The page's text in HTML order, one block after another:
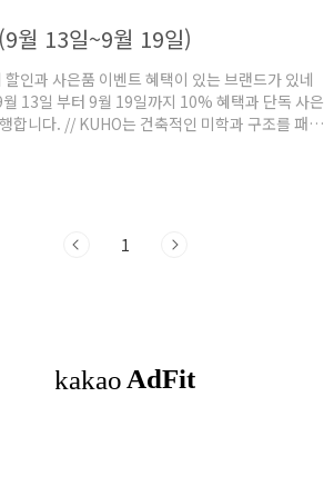
월 13일~9월 19일)
인과 사은품 이벤트 혜택이 있는 브랜드가 있네
13일 부터 9월 19일까지 10% 혜택과 단독 사은
합니다. // KUHO는 건축적인 미학과 구조를 패션
요. // 미니멀한거 원츄!!! 시그니처 버킷 백은 구
1